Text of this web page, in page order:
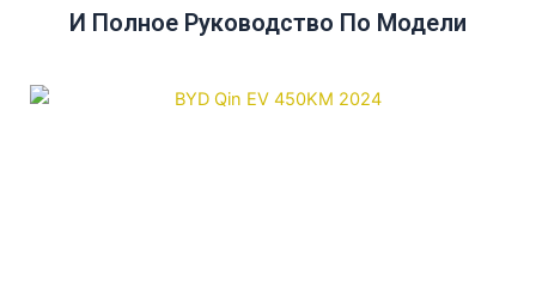
И Полное Руководство По Модели